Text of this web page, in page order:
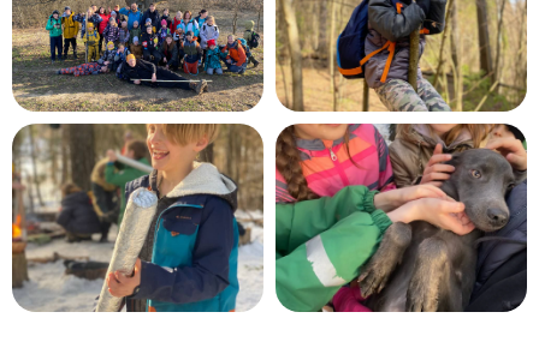
Наши походы подходят для любого
уровня.
Дополнительной подготовки не требуется.